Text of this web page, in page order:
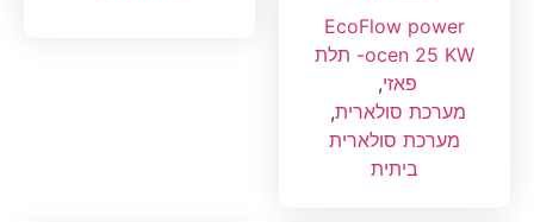
EcoFlow power
ocen 25 KW- תלת
פאזי,
מערכת סולארית,
מערכת סולארית
ביתית